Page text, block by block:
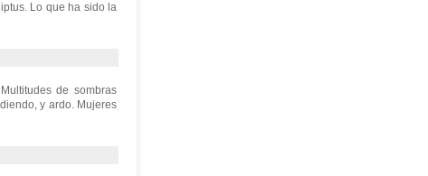
Lo que ha sido la
de sombras
y ardo. Mujeres